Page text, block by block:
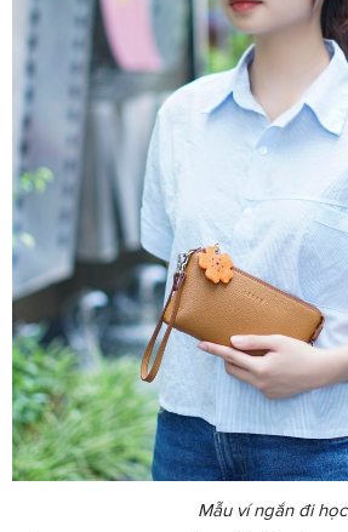
Mẫu ví ngắn đi học